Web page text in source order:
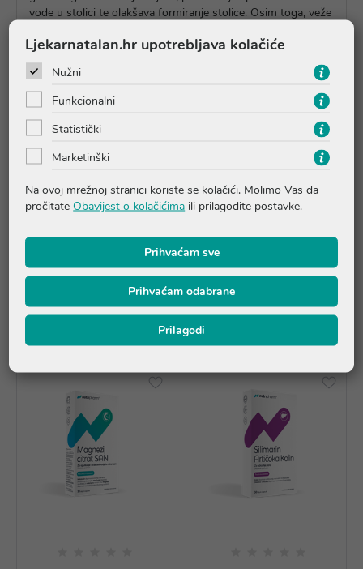
vode u stolici te olakšava formiranje stolice. Osim toga, veže
njihovu eliminaciju. Simetikon ima snažan učinak surfaktanta
koji prevenira vjetrove i prekomjerne plinove u probavnom
sustavu. Također, simetikon uklanja pjenu koja se tipično
stvara u dispeptičnom želucu.
Upute o proizvodu
Pitanja i odgovori
Proizvodi iz iste linije
Ljekarnatalan.hr upotrebljava kolačiće
Nužni
Funkcionalni
Statistički
Marketinški
Na ovoj mrežnoj stranici koriste se kolačići. Molimo Vas da
pročitate Obavijest o kolačićima ili prilagodite postavke.
Prihvaćam sve
Prihvaćam odabrane
Prilagodi